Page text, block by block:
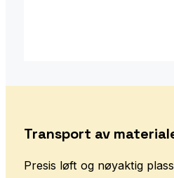
Transport av
Presis løft og nøyaktig